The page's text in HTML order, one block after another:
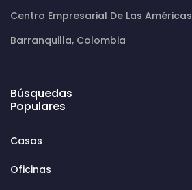
Centro Empresarial De Las Américas
Barranquilla, Colombia
Búsquedas
Populares
Casas
Oficinas